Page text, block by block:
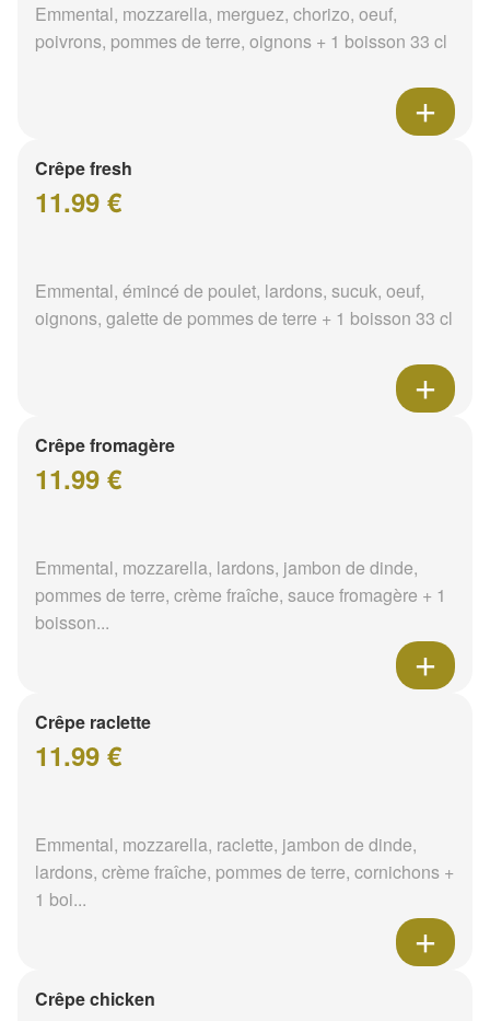
Emmental, mozzarella, merguez, chorizo, oeuf,
poivrons, pommes de terre, oignons + 1 boisson 33 cl
Crêpe fresh
11.99 €
Emmental, émincé de poulet, lardons, sucuk, oeuf,
oignons, galette de pommes de terre + 1 boisson 33 cl
Crêpe fromagère
11.99 €
Emmental, mozzarella, lardons, jambon de dinde,
pommes de terre, crème fraîche, sauce fromagère + 1
boisson...
Crêpe raclette
11.99 €
Emmental, mozzarella, raclette, jambon de dinde,
lardons, crème fraîche, pommes de terre, cornichons +
1 boi...
Crêpe chicken